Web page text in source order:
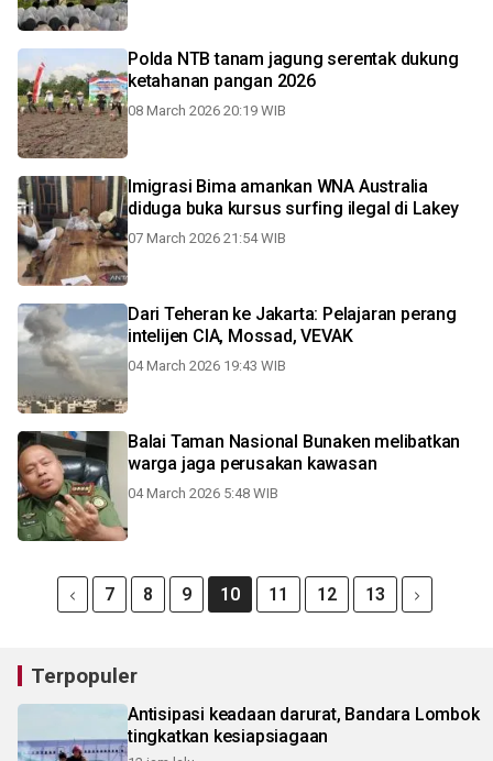
Polda NTB tanam jagung serentak dukung
ketahanan pangan 2026
08 March 2026 20:19 WIB
Imigrasi Bima amankan WNA Australia
diduga buka kursus surfing ilegal di Lakey
07 March 2026 21:54 WIB
Dari Teheran ke Jakarta: Pelajaran perang
intelijen CIA, Mossad, VEVAK
04 March 2026 19:43 WIB
Balai Taman Nasional Bunaken melibatkan
warga jaga perusakan kawasan
04 March 2026 5:48 WIB
7 8 9 10 11 12 13
Terpopuler
Antisipasi keadaan darurat, Bandara Lombok
tingkatkan kesiapsiagaan